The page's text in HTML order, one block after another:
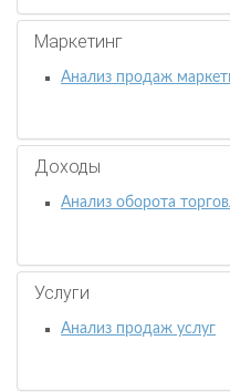
Маркетинг
Анализ продаж
Доходы
Анализ оборота
Услуги
Анализ продаж услуг